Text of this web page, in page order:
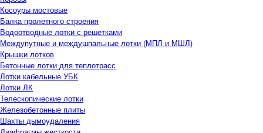
Косоуры мостовые
Балка пролетного строения
Водоотводные лотки с решетками
Междупутные и междушпальные лотки (МПЛ и МШЛ)
Крышки лотков
Бетонные лотки для теплотрасс
Лотки кабельные УБК
Лотки ЛК
Телескопические лотки
Железобетонные плиты
Шахты дымоудаления